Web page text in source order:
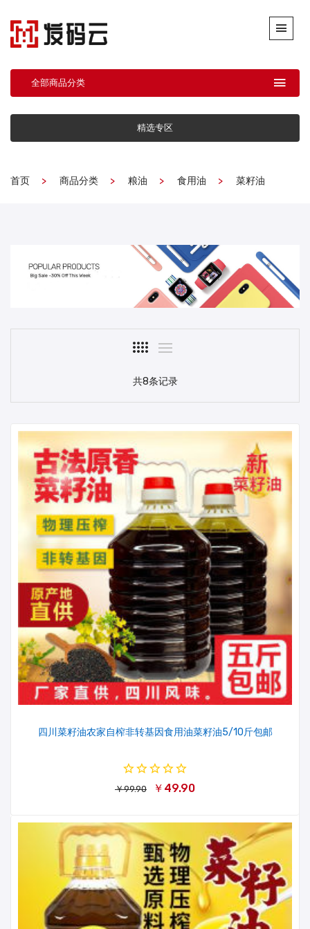
全部商品分类
精选专区
首页 商品分类 粮油 食用油 菜籽油
共8条记录
四川菜籽油农家自榨非转基因食用油菜籽油5/10斤包邮
￥99.90 ￥49.90